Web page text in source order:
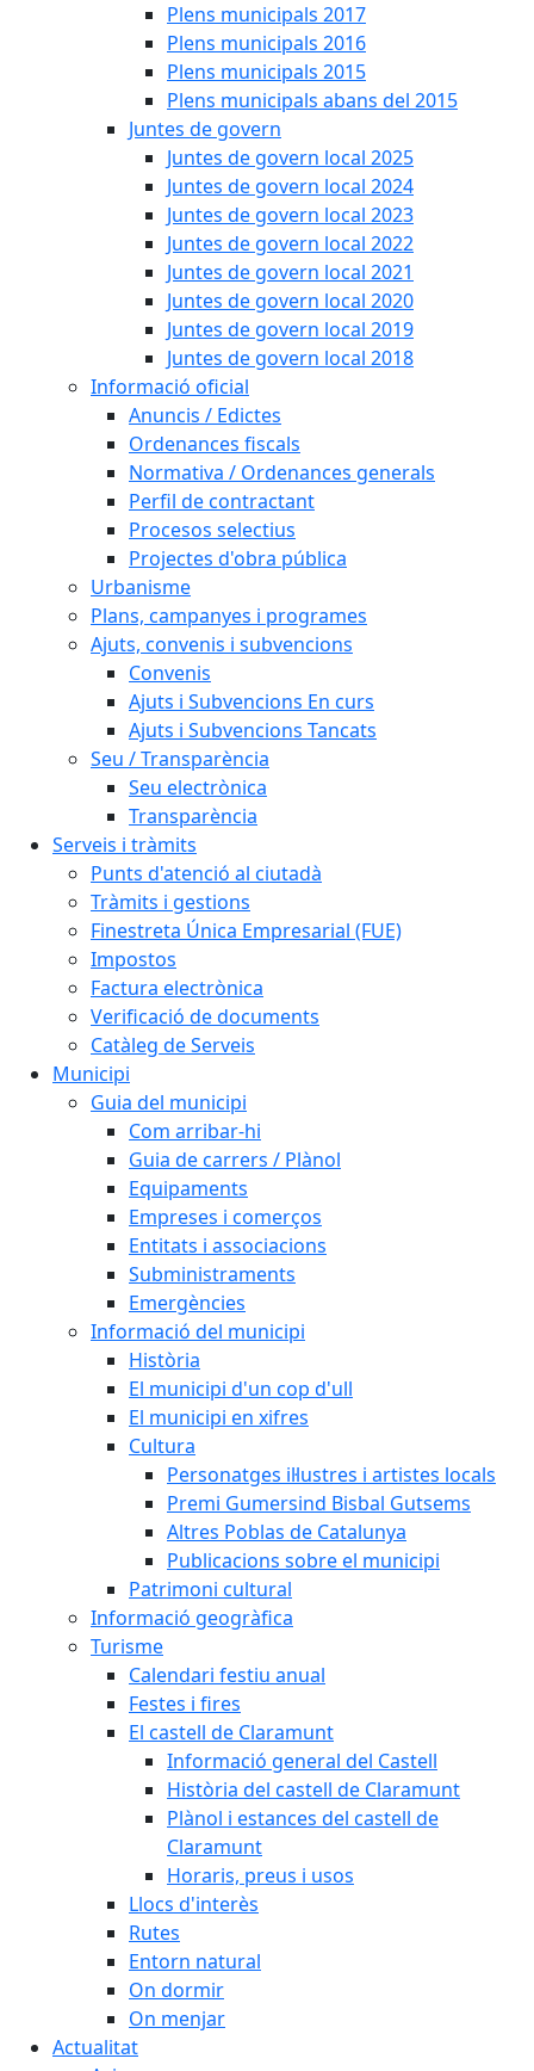
Plens municipals 2017
Plens municipals 2016
Plens municipals 2015
Plens municipals abans del 2015
Juntes de govern
Juntes de govern local 2025
Juntes de govern local 2024
Juntes de govern local 2023
Juntes de govern local 2022
Juntes de govern local 2021
Juntes de govern local 2020
Juntes de govern local 2019
Juntes de govern local 2018
Informació oficial
Anuncis / Edictes
Ordenances fiscals
Normativa / Ordenances generals
Perfil de contractant
Procesos selectius
Projectes d'obra pública
Urbanisme
Plans, campanyes i programes
Ajuts, convenis i subvencions
Convenis
Ajuts i Subvencions En curs
Ajuts i Subvencions Tancats
Seu / Transparència
Seu electrònica
Transparència
Serveis i tràmits
Punts d'atenció al ciutadà
Tràmits i gestions
Finestreta Única Empresarial (FUE)
Impostos
Factura electrònica
Verificació de documents
Catàleg de Serveis
Municipi
Guia del municipi
Com arribar-hi
Guia de carrers / Plànol
Equipaments
Empreses i comerços
Entitats i associacions
Subministraments
Emergències
Informació del municipi
Història
El municipi d'un cop d'ull
El municipi en xifres
Cultura
Personatges il·lustres i artistes locals
Premi Gumersind Bisbal Gutsems
Altres Poblas de Catalunya
Publicacions sobre el municipi
Patrimoni cultural
Informació geogràfica
Turisme
Calendari festiu anual
Festes i fires
El castell de Claramunt
Informació general del Castell
Història del castell de Claramunt
Plànol i estances del castell de
Claramunt
Horaris, preus i usos
Llocs d'interès
Rutes
Entorn natural
On dormir
On menjar
Actualitat